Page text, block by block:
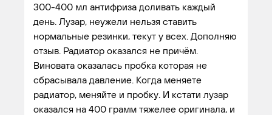
300-400 мл антифриза доливать каждый
день. Лузар, неужели нельзя ставить
нормальные резинки, текут у всех. Дополняю
отзыв. Радиатор оказался не причём.
Виновата оказалась пробка которая не
сбрасывала давление. Когда меняете
радиатор, меняйте и пробку. И кстати лузар
оказался на 400 грамм тяжелее оригинала, и